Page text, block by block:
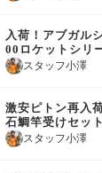
入荷！アブガル
00ロケットシリ
スタッフ小澤
激安ピトン再入
石鯛竿受けセット
スタッフ小澤